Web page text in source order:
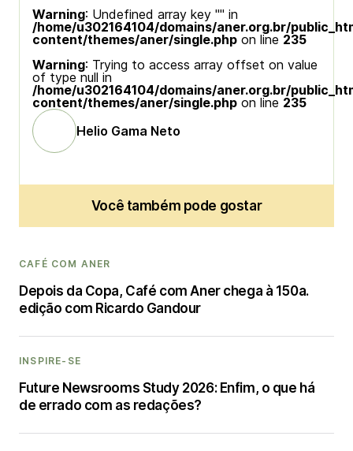
Warning: Undefined array key "" in
/home/u302164104/domains/aner.org.br/
content/themes/aner/single.php on line 235
Warning: Trying to access array offset on value
of type null in
/home/u302164104/domains/aner.org.br/
content/themes/aner/single.php on line 235
Helio Gama Neto
Você também pode gostar
CAFÉ COM ANER
Depois da Copa, Café com Aner chega à 150a.
edição com Ricardo Gandour
INSPIRE-SE
Future Newsrooms Study 2026: Enfim, o que há
de errado com as redações?